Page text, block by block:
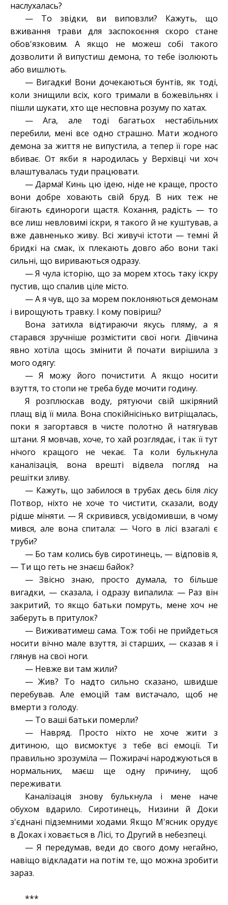
наслухалась?
— То звідки, ви виповзли? Кажуть, що
вживання трави для заспокоєння скоро стане
обов'язковим. А якщо не можеш собі такого
дозволити й випустиш демона, то тебе ізолюють
або вишлють.
— Вигадки! Вони дочекаються бунтів, як тоді,
коли знищили всіх, кого тримали в божевільнях і
пішли шукати, хто ще несповна розуму по хатах.
— Ага, але тоді багатьох нестабільних
перебили, мені все одно страшно. Мати жодного
демона за життя не випустила, а тепер її горе нас
вбиває. От якби я народилась у Верхівці чи хоч
влаштувалась туди працювати.
— Дарма! Кинь цю ідею, ніде не краще, просто
вони добре ховають свій бруд. В них теж не
бігають єдинороги щастя. Кохання, радість — то
все лиш невловимі іскри, я такого й не куштував, а
вже давненько живу. Всі живучі істоти — темні й
бридкі на смак, їх плекають довго або вони такі
сильні, що вириваються одразу.
— Я чула історію, що за морем хтось таку іскру
пустив, що спалив ціле місто.
— А я чув, що за морем поклоняються демонам
і вирощують травку. І кому повіриш?
Вона затихла відтираючи якусь пляму, а я
старався зручніше розмістити свої ноги. Дівчина
явно хотіла щось змінити й почати вирішила з
мого одягу:
— Я можу його почистити. А якщо носити
взуття, то стопи не треба буде мочити годину.
Я розплюскав воду, рятуючи свій шкіряний
плащ від її мила. Вона спокійнісінько витріщалась,
поки я загортався в чисте полотно й натягував
штани. Я мовчав, хоче, то хай розглядає, і так її тут
нічого кращого не чекає. Та коли булькнула
каналізація, вона врешті відвела погляд на
решітки зливу.
— Кажуть, що забилося в трубах десь біля лісу
Потвор, ніхто не хоче то чистити, сказали, воду
рідше міняти. — Я скривився, усвідомивши, в чому
мився, але вона спитала: — Чого в лісі взагалі є
труби?
— Бо там колись був сиротинець, — відповів я,
— Ти що геть не знаєш байок?
— Звісно знаю, просто думала, то більше
вигадки, — сказала, і одразу випалила: — Раз він
закритий, то якщо батьки помруть, мене хоч не
заберуть в притулок?
— Виживатимеш сама. Тож тобі не прийдеться
носити вічно мале взуття, зі старших, — сказав я і
глянув на свої ноги.
— Невже ви там жили?
— Жив? То надто сильно сказано, швидше
перебував. Але емоцій там вистачало, щоб не
вмерти з голоду.
— То ваші батьки померли?
— Навряд. Просто ніхто не хоче жити з
дитиною, що висмоктує з тебе всі емоції. Ти
правильно зрозуміла — Пожирачі народжуються в
нормальних, маєш ще одну причину, щоб
переживати.
Каналізація знову булькнула і мене наче
обухом вдарило. Сиротинець, Низини й Доки
з'єднані підземними ходами. Якщо М'ясник орудує
в Доках і ховається в Лісі, то Другий в небезпеці.
— Я передумав, веди до свого дому негайно,
навіщо відкладати на потім те, що можна зробити
зараз.
***